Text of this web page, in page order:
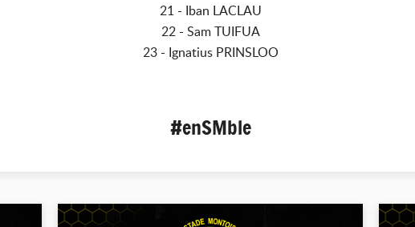
21 - Iban LACLAU
22 - Sam TUIFUA
23 - Ignatius PRINSLOO
#enSMble